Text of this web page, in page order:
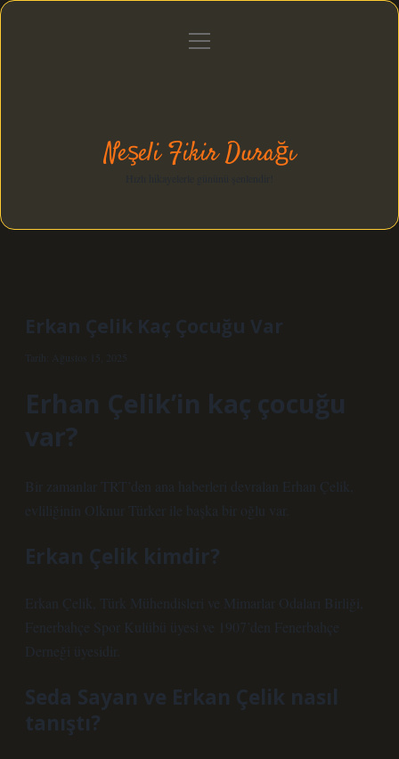
Gizlilik Politikası
menüyü
Neşeli Fikir Durağı
Erkan Çelik Kaç Çocuğu Var
Tarih: Ağustos 15, 2025
Erhan Çelik’in kaç çocuğu
var?
Bir zamanlar TRT’den ana haberleri devralan Erhan Çelik,
evliliğinin Olknur Türker ile başka bir oğlu var.
Erkan Çelik kimdir?
Erkan Çelik, Türk Mühendisleri ve Mimarlar Odaları Birliği,
Fenerbahçe Spor Kulübü üyesi ve 1907’den Fenerbahçe
Derneği üyesidir.
Seda Sayan ve Erkan Çelik nasıl
tanıştı?